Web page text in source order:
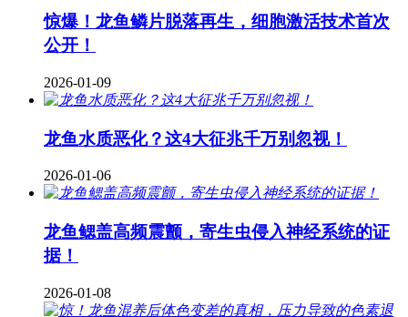
惊爆！龙鱼鳞片脱落再生，细胞激活技术首次
公开！
2026-01-09
龙鱼水质恶化？这4大征兆千万别忽视！
2026-01-06
龙鱼鳃盖高频震颤，寄生虫侵入神经系统的证
据！
2026-01-08